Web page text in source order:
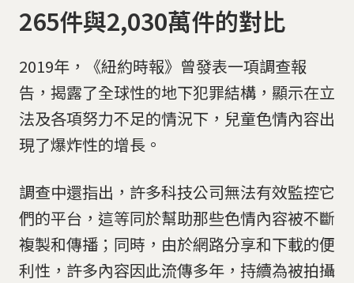
265件與2,030萬件的對比
2019年，《紐約時報》曾發表一項調查報
告，揭露了全球性的地下犯罪結構，顯示在立
法及各項努力不足的情況下，兒童色情內容出
現了爆炸性的增長。
調查中還指出，許多科技公司無法有效監控它
們的平台，這等同於幫助那些色情內容被不斷
複製和傳播；同時，由於網路分享和下載的便
利性，許多內容因此流傳多年，持續為被拍攝